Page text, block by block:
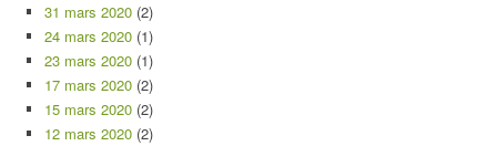
31 mars 2020 (2)
24 mars 2020 (1)
23 mars 2020 (1)
17 mars 2020 (2)
15 mars 2020 (2)
12 mars 2020 (2)